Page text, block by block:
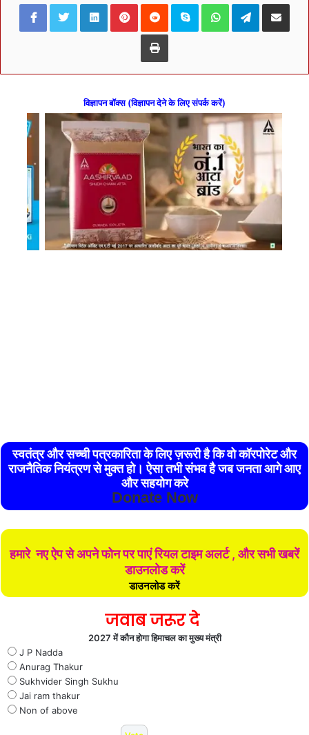
FacebookTwitterLinkedInPinterestReddit Skype WhatsAppTelegramShare via
Print
विज्ञापन बॉक्स (विज्ञापन देने के लिए संपर्क करें)
स्वतंत्र और सच्ची पत्रकारिता के लिए ज़रूरी है कि वो कॉरपोरेट और
राजनैतिक नियंत्रण से मुक्त हो। ऐसा तभी संभव है जब जनता आगे आए
और सहयोग करे
Donate Now
हमारे नए ऐप से अपने फोन पर पाएं रियल टाइम अलर्ट , और सभी खबरें
डाउनलोड करें
डाउनलोड करें
जवाब जरूर दे
2027 में कौन होगा हिमाचल का मुख्य मंत्री
J P Nadda
Anurag Thakur
Sukhvider Singh Sukhu
Jai ram thakur
Non of above